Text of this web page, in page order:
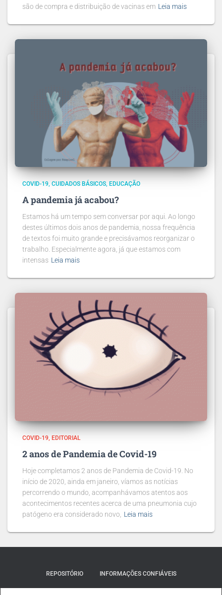
são de compra e distribuição de vacinas em Leia mais
COVID-19 CUIDADOS BÁSICOS EDUCAÇÃO
A pandemia já acabou?
Estamos há um tempo sem conversar por aqui. Ao longo
destes últimos dois anos de pandemia, nossa frequência
de textos foi muito grande e precisávamos reorganizar o
trabalho. Especialmente agora, já que estamos com
intensas Leia mais
COVID-19 EDITORIAL
2 anos de Pandemia de Covid-19
Hoje completamos 2 anos de Pandemia de Covid-19. No
início de 2020, ainda em janeiro, víamos as notícias
percorrendo o mundo, acompanhávamos atentos aos
acontecimentos recentes acerca de uma pneumonia cujo
patógeno era considerado novo,
Leia mais
REPOSITÓRIO INFORMAÇÕES CONFIÁVEIS